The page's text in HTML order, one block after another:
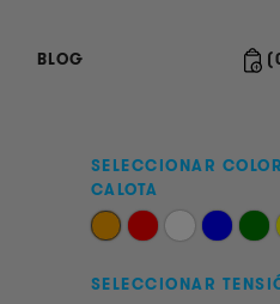
(
BLOG
SELECCIONAR
CALOTA
SELECCIONAR